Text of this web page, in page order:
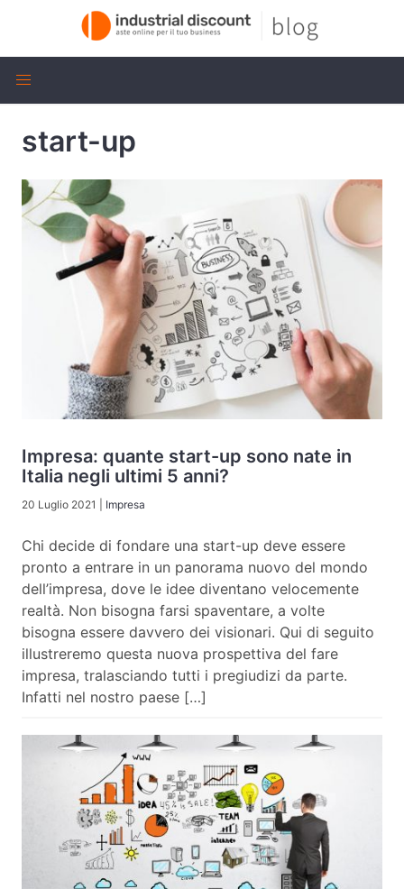
start-up
Impresa: quante start-up sono nate in
Italia negli ultimi 5 anni?
20 Luglio 2021 Impresa
Chi decide di fondare una start-up deve essere
pronto a entrare in un panorama nuovo del mondo
dell’impresa, dove le idee diventano velocemente
realtà. Non bisogna farsi spaventare, a volte
bisogna essere davvero dei visionari. Qui di seguito
illustreremo questa nuova prospettiva del fare
impresa, tralasciando tutti i pregiudizi da parte.
Infatti nel nostro paese […]